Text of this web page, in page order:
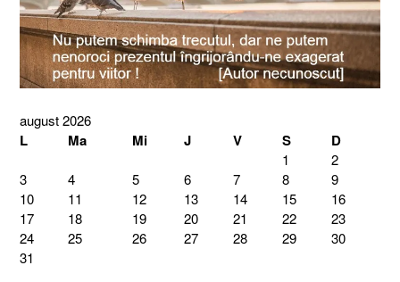
august 2026
L Ma Mi J V S D
1
2
3
4 5 6 7 8
9
10
11 12 13 14 15
16
17
18 19 20 21 22
23
24
25 26 27 28 29
30
31